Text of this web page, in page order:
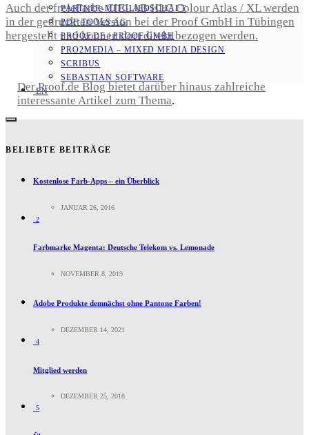
PARTNER-MITGLIEDSCHAFT
PDF TOOLS AG
PROOF.DE | PROOF GMBH
PRO2MEDIA – MIXED MEDIA DESIGN
SCRIBUS
SEBASTIAN SOFTWARE
EN
Auch der freieFarbe CIELAB HLC Colour Atlas / XL werden
in der gedruckten Version bei der Proof GmbH in Tübingen
hergestellt und konnen dort direkt bezogen werden.
Der Proof.de Blog bietet darüber hinaus zahlreiche
interessante Artikel zum Thema.
BELIEBTE BEITRÄGE
Kostenlose Farb-Apps – ein Überblick
JANUAR 26, 2016
2
Farbmarke Magenta: Deutsche Telekom vs. Lemonade
NOVEMBER 8, 2019
Adobe Produkte demnächst ohne Pantone Farben!
DEZEMBER 14, 2021
4
Mitglied werden
DEZEMBER 25, 2018
5